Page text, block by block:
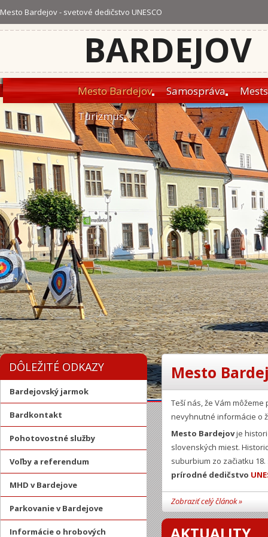
Mesto Bardejov - svetové dedičstvo UNESCO
BARDEJOV
Mesto Bardejov Samospráva
Turizmus
DÔLEŽITÉ ODKAZY
Bardejovský jarmok
Bardkontakt
Pohotovostné služby
Voľby a referendum
MHD v Bardejove
Parkovanie v Bardejove
Informácie o hrobových
Mesto
Teší nás, že Vám
nevyhnutné informácie o
Mesto Bardejovje
slovenských miest.
suburbium zo začiatku
prírodné dedičstvo
Zobraziť celý článok »